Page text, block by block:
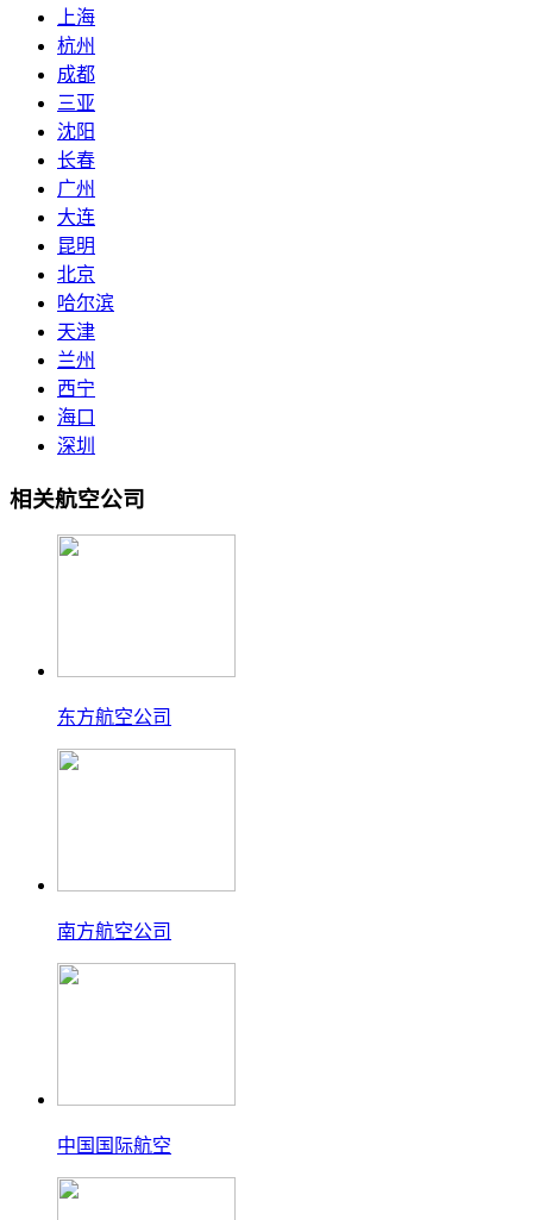
上海
杭州
成都
三亚
沈阳
长春
广州
大连
昆明
北京
哈尔滨
天津
兰州
西宁
海口
深圳
相关航空公司
东方航空公司
南方航空公司
中国国际航空